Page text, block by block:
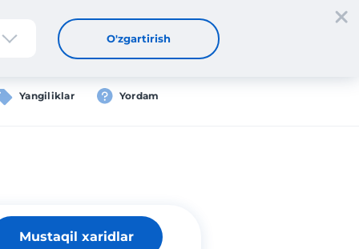
oʻtish Kirish UZ
Yangiliklar Yordam
O'zgartirish
Mustaqil xaridlar